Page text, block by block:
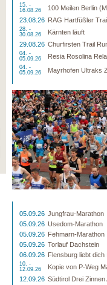
15. -
16.08.26
100 Meilen Berlin
23.08.26 RAG Hartfüßler
28. -
30.08.26
Kärnten läuft
29.08.26 Churfirsten Trail
04. -
05.09.26
Resia Rosolina
04. -
05.09.26
Mayrhofen Ultraks
05.09.26 Jungfrau-Marathon
05.09.26 Usedom-Marathon
05.09.26 Fehmarn-Marathon
05.09.26 Torlauf Dachstein
06.09.26 Flensburg liebt dich
10. -
12.09.26
Kopie von P-Weg
12.09.26 Südtirol Drei Zinnen